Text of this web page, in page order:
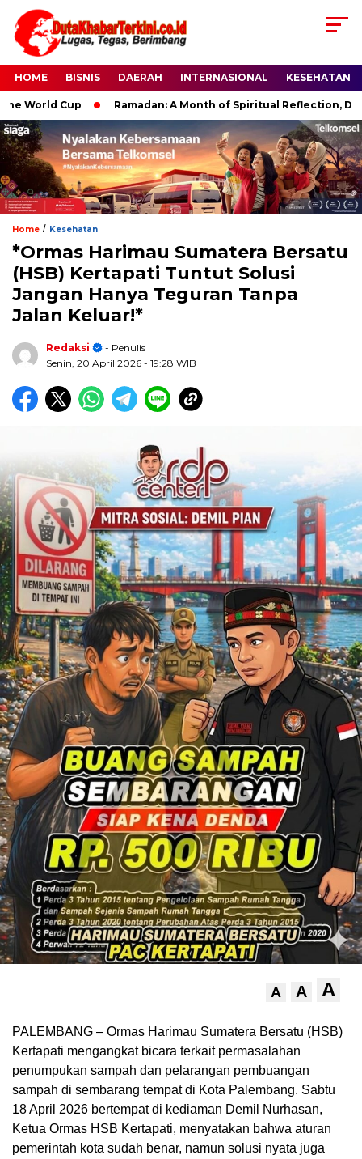
HOME BISNIS DAERAH INTERNASIONAL KESEHATAN
Cup Ramadan: A Month of Spiritual Reflection,
Home / Kesehatan
*Ormas Harimau Sumatera Bersatu
(HSB) Kertapati Tuntut Solusi
Jangan Hanya Teguran Tanpa
Jalan Keluar!*
Redaksi
- Penulis
Senin, 20 April 2026 - 19:28 WIB
A A A
PALEMBANG – Ormas Harimau Sumatera Bersatu (HSB)
Kertapati mengangkat bicara terkait permasalahan
penumpukan sampah dan pelarangan pembuangan
sampah di sembarang tempat di Kota Palembang. Sabtu
18 April 2026 bertempat di kediaman Demil Nurhasan,
Ketua Ormas HSB Kertapati, menyatakan bahwa aturan
pemerintah kota sudah benar, namun solusi nyata juga